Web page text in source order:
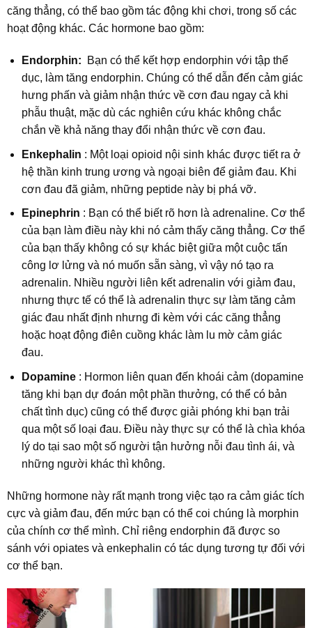
căng thẳng, có thể bao gồm tác động khi chơi, trong số các
hoạt động khác. Các hormone bao gồm:
Endorphin:
Bạn có thể kết hợp endorphin với tập thể
dục, làm tăng endorphin. Chúng có thể dẫn đến cảm giác
hưng phấn và giảm nhận thức về cơn đau ngay cả khi
phẫu thuật, mặc dù các nghiên cứu khác không chắc
chắn về khả năng thay đổi nhận thức về cơn đau.
Enkephalin : Một loại opioid nội sinh khác được tiết ra ở
hệ thần kinh trung ương và ngoại biên để giảm đau. Khi
cơn đau đã giảm, những peptide này bị phá vỡ.
Epinephrin : Bạn có thể biết rõ hơn là adrenaline. Cơ thể
của bạn làm điều này khi nó cảm thấy căng thẳng. Cơ thể
của bạn thấy không có sự khác biệt giữa một cuộc tấn
công lơ lửng và nó muốn sẵn sàng, vì vậy nó tạo ra
adrenalin. Nhiều người liên kết adrenalin với giảm đau,
nhưng thực tế có thể là adrenalin thực sự làm tăng cảm
giác đau nhất định nhưng đi kèm với các căng thẳng
hoặc hoạt động điên cuồng khác làm lu mờ cảm giác
đau.
Dopamine: Hormon liên quan đến khoái cảm (dopamine
tăng khi bạn dự đoán một phần thưởng, có thể có bản
chất tình dục) cũng có thể được giải phóng khi bạn trải
qua một số loại đau. Điều này thực sự có thể là chìa khóa
lý do tại sao một số người tận hưởng nỗi đau tình ái, và
những người khác thì không.
Những hormone này rất mạnh trong việc tạo ra cảm giác tích
cực và giảm đau, đến mức bạn có thể coi chúng là morphin
của chính cơ thể mình. Chỉ riêng endorphin đã được so
sánh với opiates và enkephalin có tác dụng tương tự đối với
cơ thể bạn.